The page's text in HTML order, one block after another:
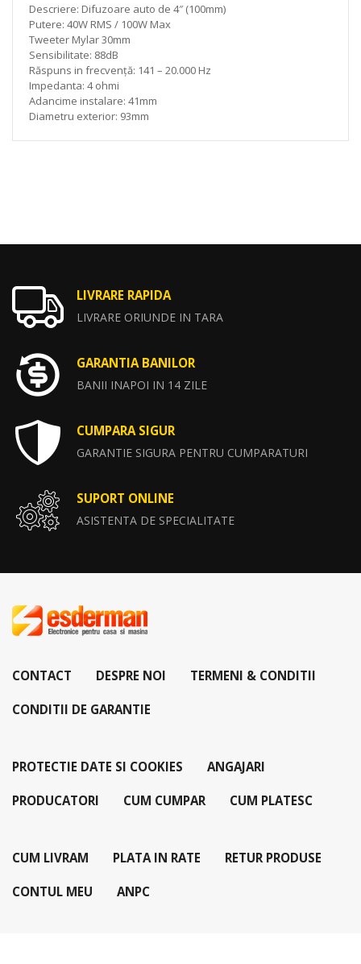
Descriere: Difuzoare auto de 4″ (100mm)
Putere: 40W RMS / 100W Max
Tweeter Mylar 30mm
Sensibilitate: 88dB
Răspuns in frecvență: 141 – 20.000 Hz
Impedanta: 4 ohmi
Adancime instalare: 41mm
Diametru exterior: 93mm
LIVRARE RAPIDA
LIVRARE ORIUNDE IN TARA
GARANTIA BANILOR
BANII INAPOI IN 14 ZILE
CUMPARA SIGUR
GARANTIE SIGURA PENTRU CUMPARATURI
SUPORT ONLINE
ASISTENTA DE SPECIALITATE
CONTACT DESPRE NOI TERMENI & CONDITII
CONDITII DE GARANTIE
PROTECTIE DATE SI COOKIES ANGAJARI
PRODUCATORI CUM CUMPAR CUM PLATESC
CUM LIVRAM PLATA IN RATE RETUR PRODUSE
CONTUL MEU ANPC